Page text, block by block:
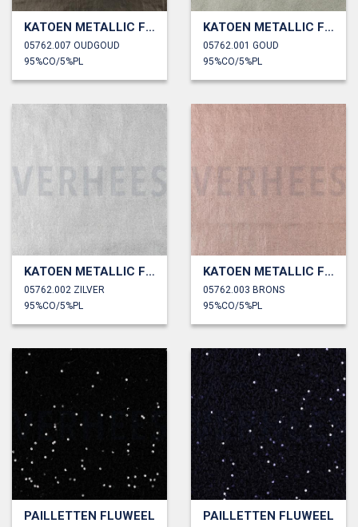
KATOEN METALLIC FOLIE
05762.007 OUDGOUD
95%CO/5%PL
KATOEN METALLIC FOLIE
05762.001 GOUD
95%CO/5%PL
KATOEN METALLIC FOLIE
05762.002 ZILVER
95%CO/5%PL
KATOEN METALLIC FOLIE
05762.003 BRONS
95%CO/5%PL
PAILLETTEN FLUWEEL PAILLETTEN FLUWEEL